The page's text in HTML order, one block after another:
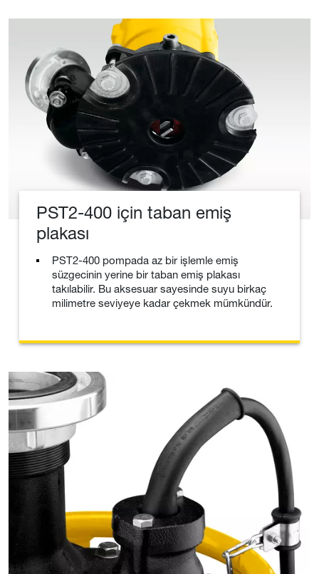
PST2-400 için taban emiş
plakası
PST2-400 pompada az bir işlemle emiş
süzgecinin yerine bir taban emiş plakası
takılabilir. Bu aksesuar sayesinde suyu birkaç
milimetre seviyeye kadar çekmek mümkündür.